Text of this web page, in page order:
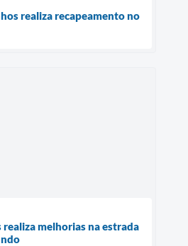
realiza recapeamento no
realiza melhorias na estrada